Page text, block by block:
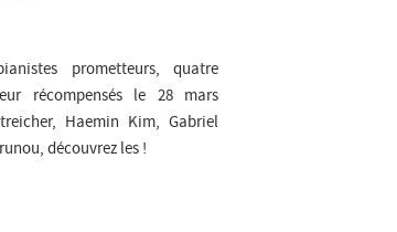
prometteurs, quatre
récompensés le 28 mars
Haemin Kim, Gabriel
découvrez les !